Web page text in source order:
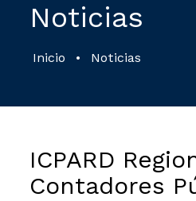
Noticias
Inicio • Noticias
ICPARD
Contadores